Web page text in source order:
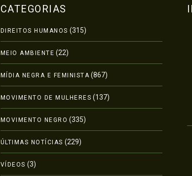
CATEGORIAS
DIREITOS HUMANOS (315)
MEIO AMBIENTE (22)
MÍDIA NEGRA E FEMINISTA (867)
MOVIMENTO DE MULHERES (137)
MOVIMENTO NEGRO (335)
ÚLTIMAS NOTÍCIAS (229)
VÍDEOS (3)